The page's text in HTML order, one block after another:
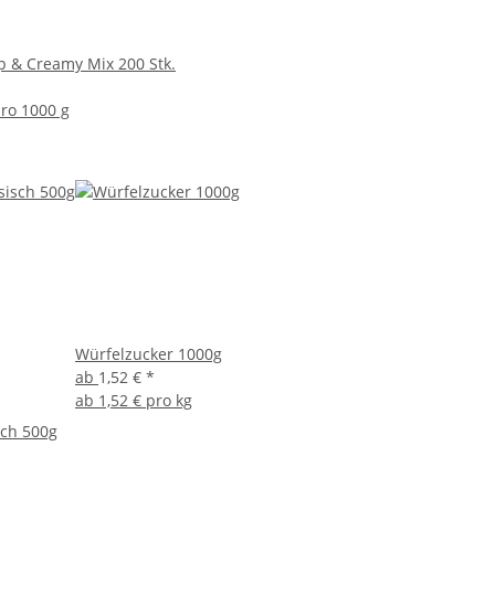
& Creamy Mix 200 Stk.
1000 g
500g
Würfelzucker 1000g
ab 1,52 € *
ab 1,52 € pro kg